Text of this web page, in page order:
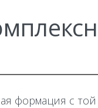
формация с